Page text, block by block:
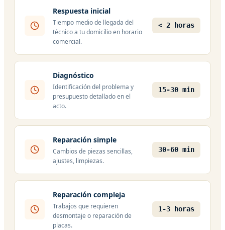
Respuesta inicial
Tiempo medio de llegada del
técnico a tu domicilio en horario
comercial.
< 2 horas
Diagnóstico
Identificación del problema y
presupuesto detallado en el
acto.
15-30 min
Reparación simple
Cambios de piezas sencillas,
ajustes, limpiezas.
30-60 min
Reparación compleja
Trabajos que requieren
desmontaje o reparación de
placas.
1-3 horas